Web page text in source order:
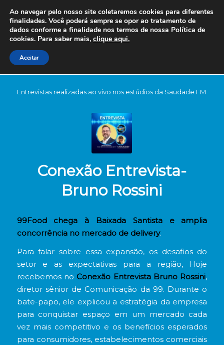
Entrevistas realizadas ao vivo nos estúdios da Saudade FM
Conexão Entrevista-
Bruno Rossini
99Food chega à Baixada Santista e amplia
concorrência no mercado de delivery.
Para falar sobre essa expansão, os desafios do
setor e as expectativas para a região, Hoje
recebemos no Conexão Entrevista Bruno Rossini,
diretor sênior de Comunicação da 99. Durante o
bate-papo, ele explicou a estratégia da empresa
para conquistar espaço em um mercado cada
vez mais competitivo e os benefícios esperados
para consumidores, estabelecimentos comerciais
Ao navegar pelo nosso site coletaremos cookies para diferentes
finalidades. Você poderá sempre se opor ao tratamento de
dados conforme a finalidade nos termos de nossa Política de
cookies. Para saber mais, clique aqui.
Aceitar